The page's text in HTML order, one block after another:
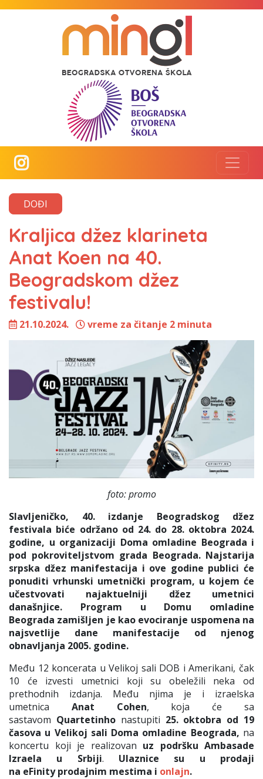
DOĐI
Kraljica džez klarineta
Anat Koen na 40.
Beogradskom džez
festivalu!
21.10.2024. vreme za čitanje 2 minuta
foto: promo
Slavljeničko, 40. izdanje Beogradskog džez
festivala biće održano od 24. do 28. oktobra 2024.
godine, u organizaciji Doma omladine Beograda i
pod pokroviteljstvom grada Beograda. Najstarija
srpska džez manifestacija i ove godine publici će
ponuditi vrhunski umetnički program, u kojem će
učestvovati najaktuelniji džez umetnici
današnjice. Program u Domu omladine
Beograda zamišljen je kao evociranje uspomena na
najsvetlije dane manifestacije od njenog
obnavljanja 2005. godine.
Među 12 koncerata u Velikoj sali DOB i Amerikani, čak
10 će izvesti umetnici koji su obeležili neka od
prethodnih izdanja. Među njima je i izraelska
umetnica Anat Cohen, koja će sa
sastavom Quartetinhonastupiti 25. oktobra od 19
časova u Velikoj sali Doma omladine Beograda, na
koncertu koji je realizovan uz podršku Ambasade
Izraela u Srbiji. Ulaznice su u prodaji
na eFinityprodajnim mestima i onlajn.